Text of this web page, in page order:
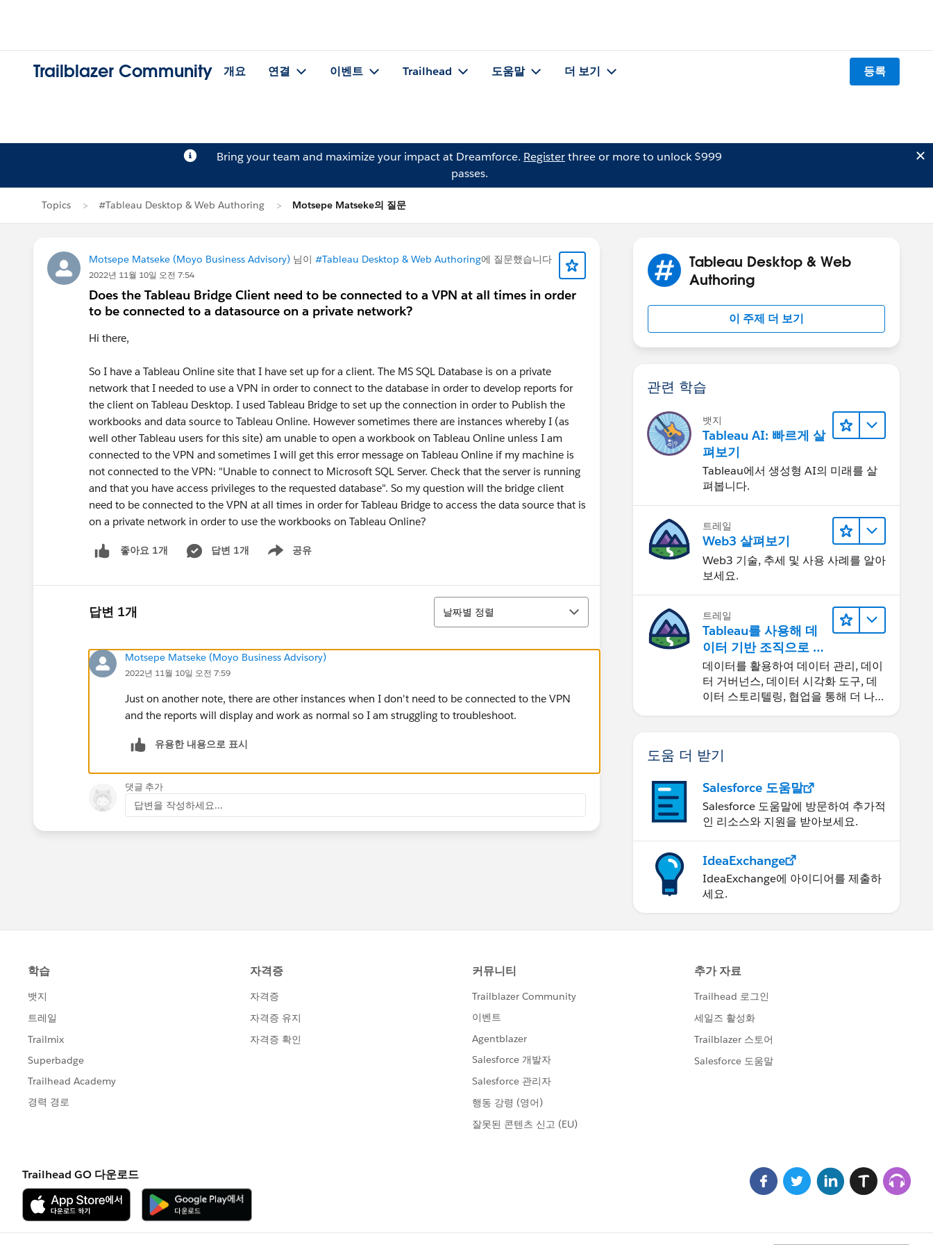
Trailblazer Community 개요 연결 이벤트 Trailhead 도움말 더 보기 등록
Bring your team and maximize your impact at Dreamforce. Registerthree or more to unlock $999
passes.
Topics #Tableau Desktop & Web Authoring Motsepe Matseke의 질문
Motsepe Matseke (Moyo Business Advisory) 님이 #Tableau Desktop & Web Authoring에 질문했습니다
2022년 11월 10일 오전 7:54
Does the Tableau Bridge Client need to be connected to a VPN at all times in order
to be connected to a datasource on a private network?
Hi there,
So I have a Tableau Online site that I have set up for a client. The MS SQL Database is on a private
network that I needed to use a VPN in order to connect to the database in order to develop reports for
the client on Tableau Desktop. I used Tableau Bridge to set up the connection in order to Publish the
workbooks and data source to Tableau Online. However sometimes there are instances whereby I (as
well other Tableau users for this site) am unable to open a workbook on Tableau Online unless I am
connected to the VPN and sometimes I will get this error message on Tableau Online if my machine is
not connected to the VPN: "Unable to connect to Microsoft SQL Server. Check that the server is running
and that you have access privileges to the requested database". So my question will the bridge client
need to be connected to the VPN at all times in order for Tableau Bridge to access the data source that is
on a private network in order to use the workbooks on Tableau Online?
좋아요 1개 답변 1개 공유
Show menu
답변 1개
정렬
날짜별 정렬
Motsepe Matseke (Moyo Business Advisory)
2022년 11월 10일 오전 7:59
Just on another note, there are other instances when I don't need to be connected to the VPN
and the reports will display and work as normal so I am struggling to troubleshoot.
유용한 내용으로 표시
댓글 추가
답변을 작성하세요...
Tableau Desktop & Web
Authoring
이 주제 더 보기
관련 학습
뱃지
Tableau AI: 빠르게 살
펴보기
Tableau에서 생성형 AI의 미래를 살
펴봅니다.
트레일
Web3 살펴보기
Web3 기술, 추세 및 사용 사례를 알아
보세요.
트레일
Tableau를 사용해 데
이터 기반 조직으로 거
듭나기
데이터를 활용하여 데이터 관리, 데이
터 거버넌스, 데이터 시각화 도구, 데
이터 스토리텔링, 협업을 통해 더 나은
도움 더 받기
Salesforce 도움말
Salesforce 도움말에 방문하여 추가적
인 리소스와 지원을 받아보세요.
IdeaExchange
IdeaExchange에 아이디어를 제출하
세요.